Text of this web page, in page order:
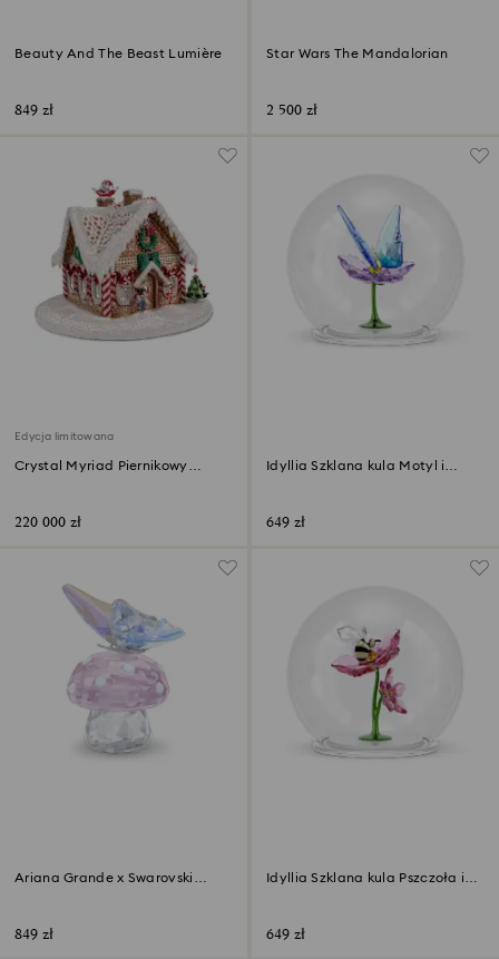
Beauty And The Beast Lumière
849 zł
Star Wars The Mandalorian
2 500 zł
Edycja limitowana
Crystal Myriad Piernikowy
220 000 zł
Idyllia Szklana kula Motyl i
649 zł
‎Ariana Grande x Swarovski
849 zł
Idyllia Szklana kula Pszczoła i
649 zł